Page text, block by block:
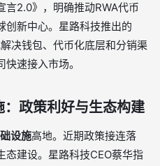
言2.0》，明确推动RWA代币
创新中心。星路科技推出的
决钱包、代币化底层和分销渠
速接入市场。
政策利好与生态构建
设施高地。近期政策接连落
态建设。星路科技CEO蔡华指